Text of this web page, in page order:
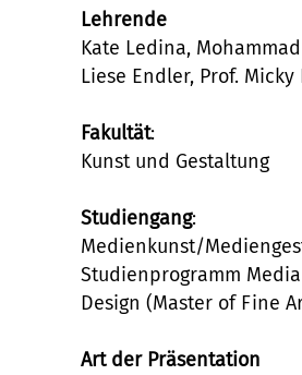
Lehrende
Kate Ledina,
Liese Endler, Prof. Micky
Fakultät:
Kunst und Gestaltung
Studiengang:
Medienkunst/
Studienprogramm
Design (Master of Fine
Art der Präsentation